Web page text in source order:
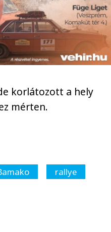
korlátozott a hely
mérten.
rallye